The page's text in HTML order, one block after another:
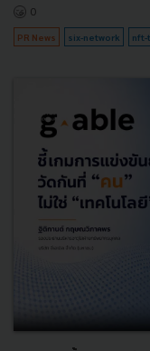
0
PR News six-network nft-